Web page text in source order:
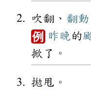
吹翻、 翻動
例 昨晚 的
掀了。
拋甩。